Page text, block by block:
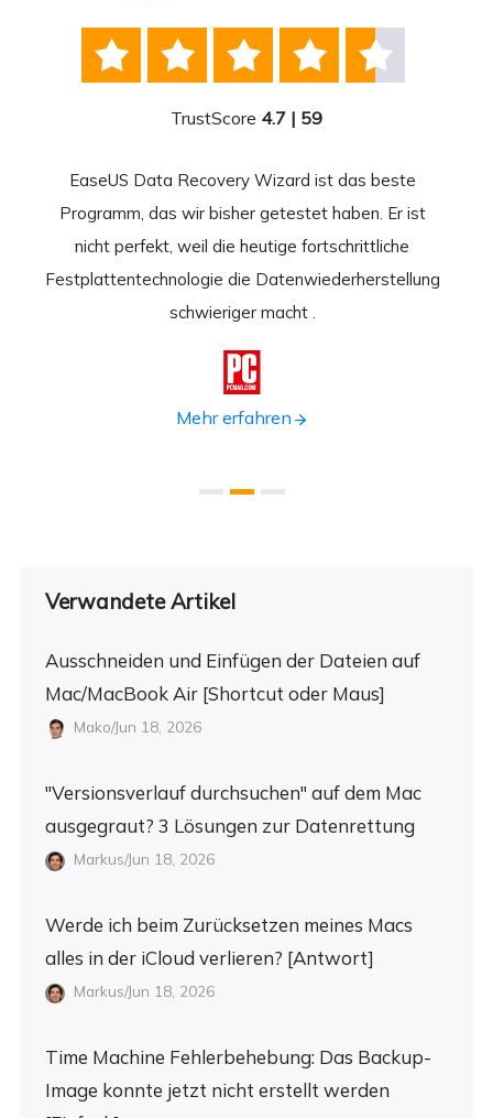
    
TrustScore 4.7 | 59
EaseUS Data Recovery Wizard ist das beste
Programm, das wir bisher getestet haben. Er ist
nicht perfekt, weil die heutige fortschrittliche
Festplattentechnologie die Datenwiederherstellung
schwieriger macht .

Mehr erfahren
Verwandete Artikel
Ausschneiden und Einfügen der Dateien auf
Mac/MacBook Air [Shortcut oder Maus]
Mako/Jun 18, 2026
"Versionsverlauf durchsuchen" auf dem Mac
ausgegraut? 3 Lösungen zur Datenrettung
Markus/Jun 18, 2026
Werde ich beim Zurücksetzen meines Macs
alles in der iCloud verlieren? [Antwort]
Markus/Jun 18, 2026
Time Machine Fehlerbehebung: Das Backup-
Image konnte jetzt nicht erstellt werden